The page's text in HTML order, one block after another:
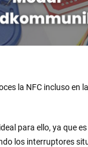
la NFC incluso en
para ello, ya que
los interruptores